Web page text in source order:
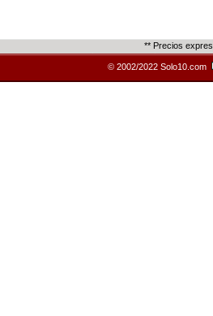
** Precios
© 2002/2022 Solo10.com